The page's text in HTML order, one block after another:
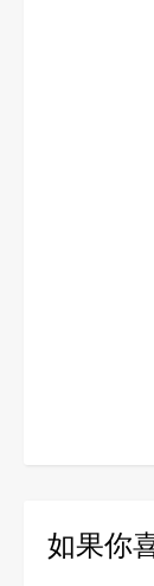
如果你